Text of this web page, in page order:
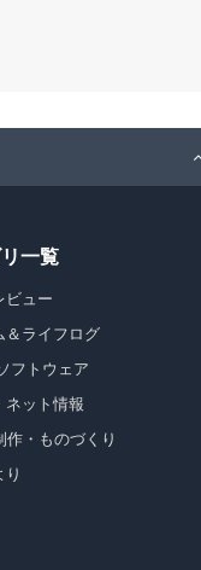
一覧
ビュー
＆ライフログ
フトウェア
ネット情報
作・ものづくり
り